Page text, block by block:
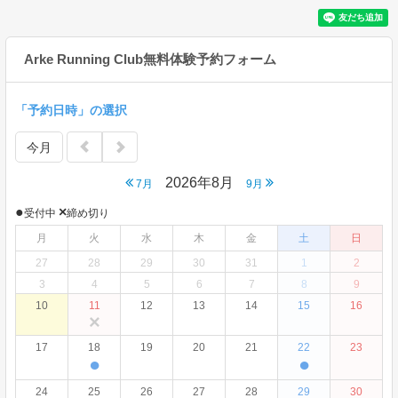
Arke Running Club無料体験予約フォーム
「予約日時」の選択
今月
7月 2026年8月 9月
●受付中 ×締め切り
月
火 水 木 金 土
日
27
28 29 30 31 1
2
3
4 5 6 7 8
9
10
11
×
12 13 14 15 16
17 18
●
19 20 21 22
●
23
24 25 26 27 28 29 30